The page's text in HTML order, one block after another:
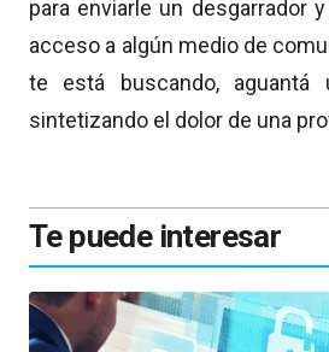
para enviarle un desgarrador
acceso a algún medio de
te está buscando,aguantá
sintetizando el dolor de una
Te puede interesar